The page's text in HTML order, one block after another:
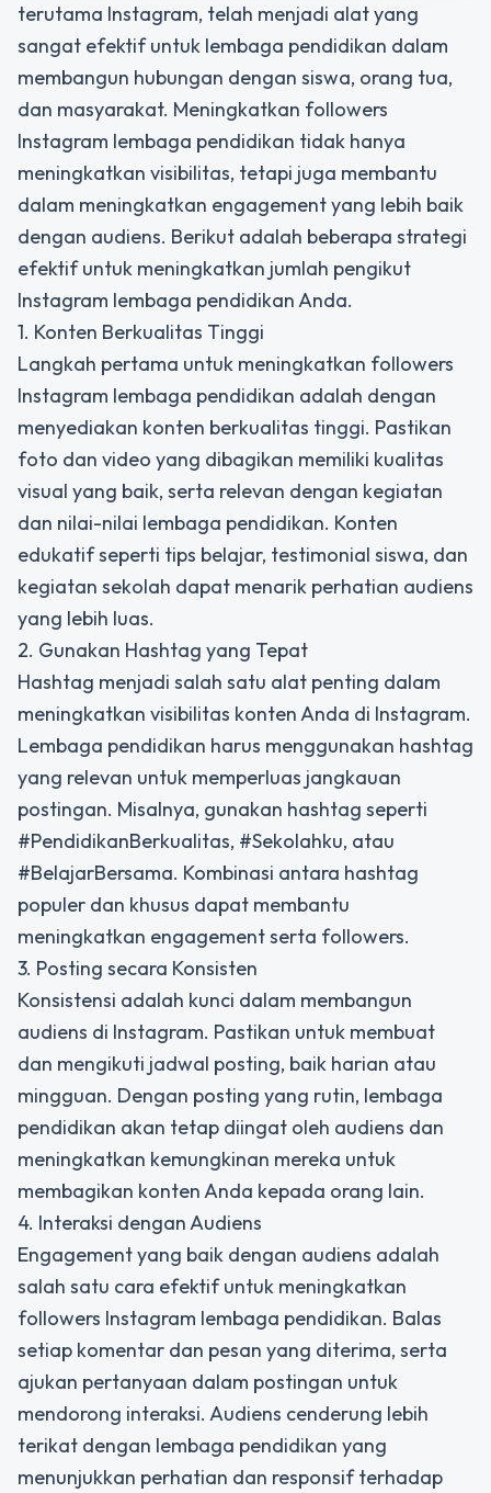
terutama Instagram, telah menjadi alat yang
sangat efektif untuk lembaga pendidikan dalam
membangun hubungan dengan siswa, orang tua,
dan masyarakat. Meningkatkan followers
Instagram lembaga pendidikan tidak hanya
meningkatkan visibilitas, tetapi juga membantu
dalam meningkatkan engagement yang lebih baik
dengan audiens. Berikut adalah beberapa strategi
efektif untuk meningkatkan jumlah pengikut
Instagram lembaga pendidikan Anda.
1. Konten Berkualitas Tinggi
Langkah pertama untuk meningkatkan followers
Instagram lembaga pendidikan adalah dengan
menyediakan konten berkualitas tinggi. Pastikan
foto dan video yang dibagikan memiliki kualitas
visual yang baik, serta relevan dengan kegiatan
dan nilai-nilai lembaga pendidikan. Konten
edukatif seperti tips belajar, testimonial siswa, dan
kegiatan sekolah dapat menarik perhatian audiens
yang lebih luas.
2. Gunakan Hashtag yang Tepat
Hashtag menjadi salah satu alat penting dalam
meningkatkan visibilitas konten Anda di Instagram.
Lembaga pendidikan harus menggunakan hashtag
yang relevan untuk memperluas jangkauan
postingan. Misalnya, gunakan hashtag seperti
#PendidikanBerkualitas, #Sekolahku, atau
#BelajarBersama. Kombinasi antara hashtag
populer dan khusus dapat membantu
meningkatkan engagement serta followers.
3. Posting secara Konsisten
Konsistensi adalah kunci dalam membangun
audiens di Instagram. Pastikan untuk membuat
dan mengikuti jadwal posting, baik harian atau
mingguan. Dengan posting yang rutin, lembaga
pendidikan akan tetap diingat oleh audiens dan
meningkatkan kemungkinan mereka untuk
membagikan konten Anda kepada orang lain.
4. Interaksi dengan Audiens
Engagement yang baik dengan audiens adalah
salah satu cara efektif untuk meningkatkan
followers Instagram lembaga pendidikan. Balas
setiap komentar dan pesan yang diterima, serta
ajukan pertanyaan dalam postingan untuk
mendorong interaksi. Audiens cenderung lebih
terikat dengan lembaga pendidikan yang
menunjukkan perhatian dan responsif terhadap